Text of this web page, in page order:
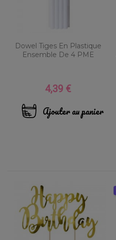
Dowel Tiges En Plastique
Ensemble De 4 PME
Prix
4,39 €
Ajouter au panier